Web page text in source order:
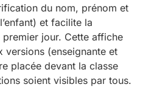
du nom, prénom et
et facilite la
jour. Cette affiche
versions (enseignante et
placée devant la classe
soient visibles par tous.